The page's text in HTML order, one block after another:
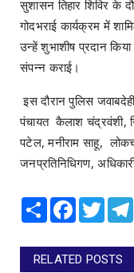
सुशासन तिहार शिविर के
गोदभराई कार्यक्रम में
उन्हें शुभाशीष प्रदान
संपन्न कराई।
इस दौरान पुलिस
पंचायत कैलाश चंद्रवंशी,
पटेल, मनीराम साहू,
जनप्रतिनिधिगण,
Share Facebook
RELATED POSTS